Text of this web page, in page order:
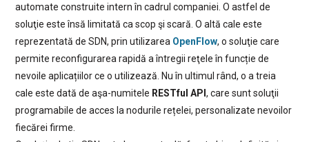
automate construite intern în cadrul companiei. O astfel de
soluţie este însă limitată ca scop şi scară. O altă cale este
reprezentată de SDN, prin utilizarea OpenFlow, o soluţie care
permite reconfigurarea rapidă a întregii reţele în funcție de
nevoile aplicațiilor ce o utilizează. Nu în ultimul rând, o a treia
cale este dată de aşa-numitele RESTful API , care sunt soluţii
programabile de acces la nodurile rețelei, personalizate nevoilor
fiecărei firme.